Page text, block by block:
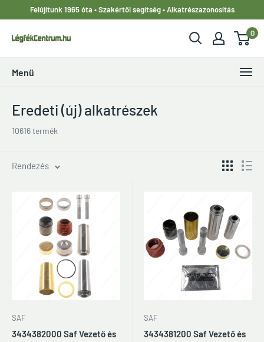
tartalomhoz
Felújítunk 1965 óta • Szakértői segítség • Alkatrészazonosítás
LegfekCentrum.hu
0
Menü
Eredeti (új) alkatrészek
10616 termék
Rendezés
SAF
3434382000 Saf Vezető és
SAF
3434381200 Saf Vezető és